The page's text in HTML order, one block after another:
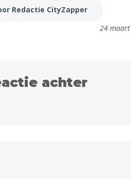
Redactie CityZapper
24
achter